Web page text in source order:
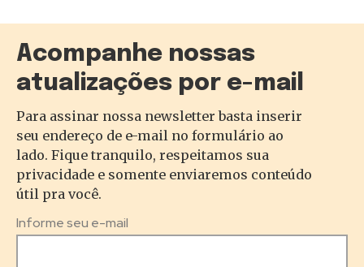
Acompanhe nossas
atualizações por e-mail
Para assinar nossa newsletter basta inserir
seu endereço de e-mail no formulário ao
lado. Fique tranquilo, respeitamos sua
privacidade e somente enviaremos conteúdo
útil pra você.
Informe seu e-mail